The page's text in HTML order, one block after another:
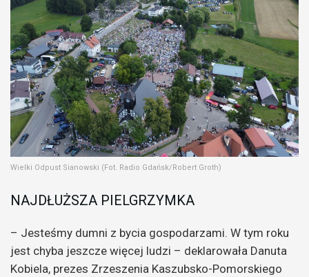
Wielki Odpust Sianowski (Fot. Radio Gdańsk/Robert Groth)
NAJDŁUŻSZA PIELGRZYMKA
– Jesteśmy dumni z bycia gospodarzami. W tym roku
jest chyba jeszcze więcej ludzi – deklarowała Danuta
Kobiela, prezes Zrzeszenia Kaszubsko-Pomorskiego